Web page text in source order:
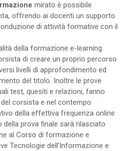
mirato è possibile
offrendo ai docenti un supporto
di attività formative con il
della formazione e-learning
di creare un proprio percorso
livelli di approfondimento ed
del titolo. Inoltre le prove
test, quesiti e relazioni, fanno
corsista e nel contempo
della effettiva frequenza online
prova finale sarà rilasciato
al Corso di formazione e
Tecnologie dell’Informazione e